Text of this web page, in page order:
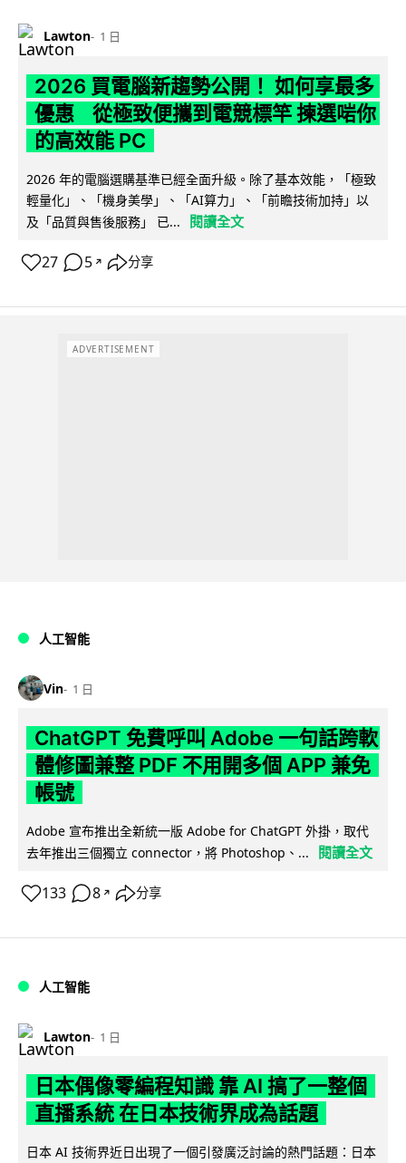
Lawton 1 日
2026 買電腦新趨勢公開！ 如何享最多
優惠 從極致便攜到電競標竿 揀選啱你
的高效能 PC
2026 年的電腦選購基準已經全面升級。除了基本效能，「極致
輕量化」、「機身美學」、「AI算力」、「前瞻技術加持」以
及「品質與售後服務」 已...
閱讀全文
27 5 ↗ 分享
ADVERTISEMENT
人工智能
Vin 1 日
ChatGPT 免費呼叫 Adobe 一句話跨軟
體修圖兼整 PDF 不用開多個 APP 兼免
帳號
Adobe 宣布推出全新統一版 Adobe for ChatGPT 外掛，取代
去年推出三個獨立 connector，將 Photoshop、...
閱讀全文
133 8 ↗ 分享
人工智能
Lawton 1 日
日本偶像零編程知識 靠 AI 搞了一整個
直播系統 在日本技術界成為話題
日本 AI 技術界近日出現了一個引發廣泛討論的熱門話題：日本